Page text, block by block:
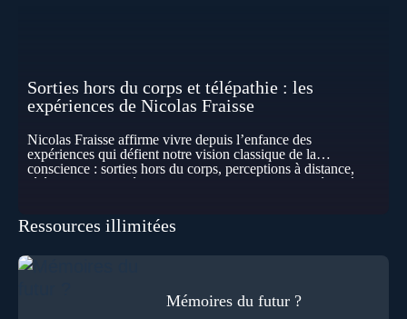
Sorties hors du corps et télépathie : les
expériences de Nicolas Fraisse
Nicolas Fraisse affirme vivre depuis l’enfance des
expériences qui défient notre vision classique de la
conscience : sorties hors du corps, perceptions à distance,
télépathie spontanée… Comment accueillir ces phénomènes
les pensées d’autrui ? Que deviennent l’espace, le temps… et
disparaître ? Au fil de cet échange, Nicolas raconte ses
expériences les plus troublantes : visions vérifiées,
durant ses sorties, protocoles scientifiques… et toujours, cette
Ressources illimitées
Mémoires du futur ?